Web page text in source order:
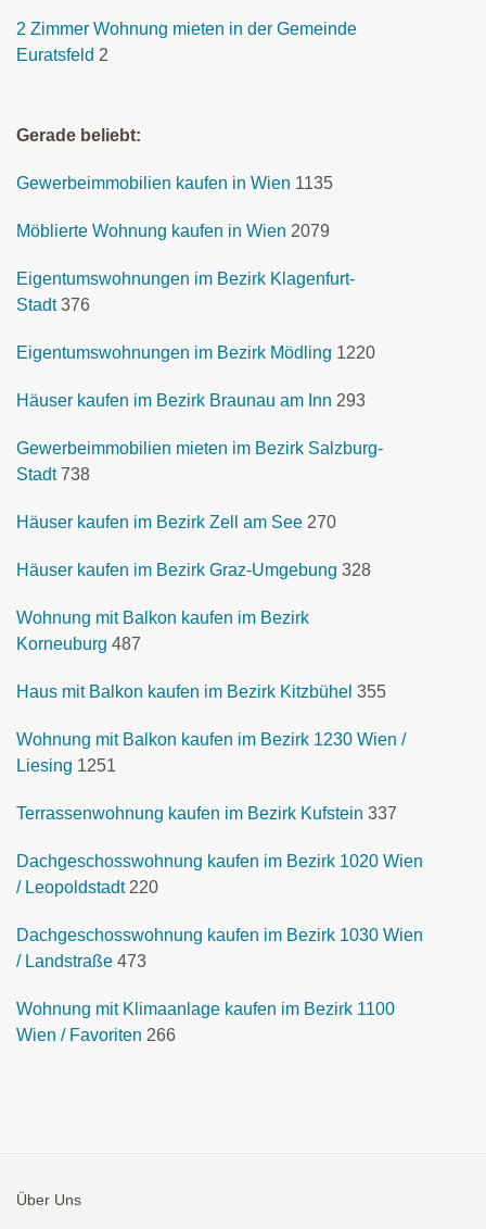
2 Zimmer Wohnung mieten in der Gemeinde
Euratsfeld 2
Gerade beliebt:
Gewerbeimmobilien kaufen in Wien 1135
Möblierte Wohnung kaufen in Wien 2079
Eigentumswohnungen im Bezirk Klagenfurt-
Stadt 376
Eigentumswohnungen im Bezirk Mödling 1220
Häuser kaufen im Bezirk Braunau am Inn 293
Gewerbeimmobilien mieten im Bezirk Salzburg-
Stadt 738
Häuser kaufen im Bezirk Zell am See 270
Häuser kaufen im Bezirk Graz-Umgebung 328
Wohnung mit Balkon kaufen im Bezirk
Korneuburg 487
Haus mit Balkon kaufen im Bezirk Kitzbühel 355
Wohnung mit Balkon kaufen im Bezirk 1230 Wien /
Liesing 1251
Terrassenwohnung kaufen im Bezirk Kufstein 337
Dachgeschosswohnung kaufen im Bezirk 1020 Wien
/ Leopoldstadt 220
Dachgeschosswohnung kaufen im Bezirk 1030 Wien
/ Landstraße 473
Wohnung mit Klimaanlage kaufen im Bezirk 1100
Wien / Favoriten 266
Über Uns